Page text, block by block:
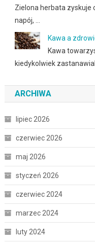
Zielona herbata zyskuje
napój, …
Kawa a
Kawa
kiedykolwiek
ARCHIWA
lipiec 2026
czerwiec 2026
maj 2026
styczeń 2026
czerwiec 2024
marzec 2024
luty 2024